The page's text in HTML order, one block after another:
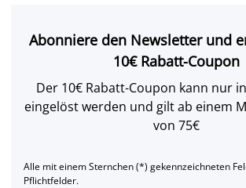
Abonniere den Newsletter und
10€ Rabatt-Coupon
Der 10€ Rabatt-Coupon kann nur
eingelöst werden und gilt ab einem
von 75€
Alle mit einem Sternchen (*) gekennzeichneten
Pflichtfelder.